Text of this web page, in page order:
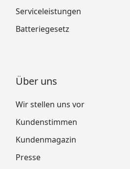
Serviceleistungen
Batteriegesetz
Über uns
Wir stellen uns vor
Kundenstimmen
Kundenmagazin
Presse